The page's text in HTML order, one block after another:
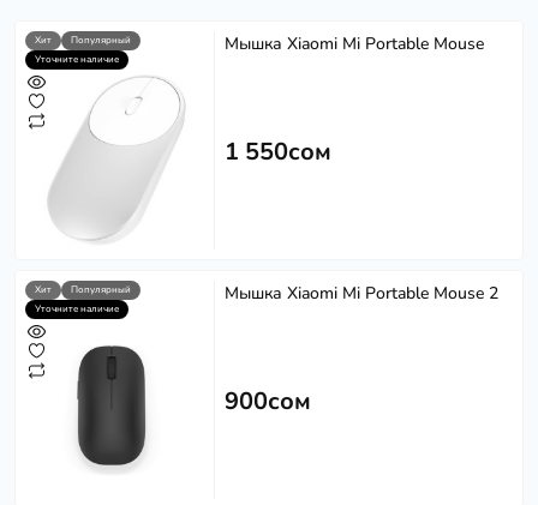
Хит
Популярный
Уточните наличие
Мышка Xiaomi Mi Portable Mouse
1 550сом
Хит
Популярный
Уточните наличие
Мышка Xiaomi Mi Portable Mouse 2
900сом